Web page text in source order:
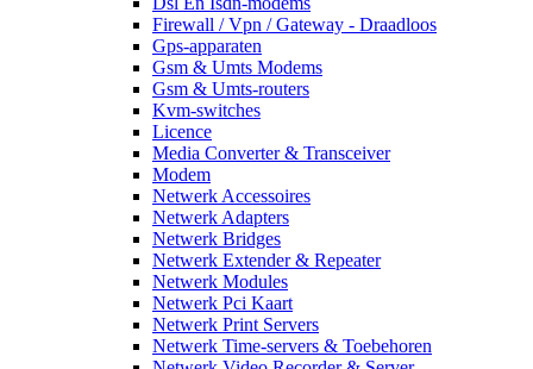
Firewall / Vpn / Gateway - Draadloos
Gps-apparaten
Gsm & Umts Modems
Gsm & Umts-routers
Kvm-switches
Licence
Media Converter & Transceiver
Modem
Netwerk Accessoires
Netwerk Adapters
Netwerk Bridges
Netwerk Extender & Repeater
Netwerk Modules
Netwerk Pci Kaart
Netwerk Print Servers
Netwerk Time-servers & Toebehoren